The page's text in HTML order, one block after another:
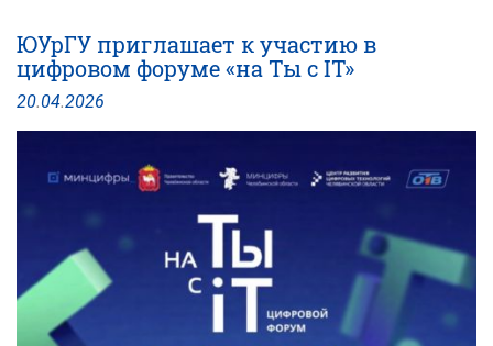
фейков:
студенты
ИМСГН
семинаре
журналистов
Челябинской
области
ЮУрГУ приглашает к участию в
цифровом форуме «на Ты с IT»
20.04.2026